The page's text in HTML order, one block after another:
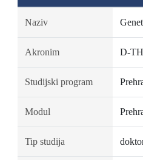
Naziv
Akronim D-
Studijski program
Modul
Tip studija